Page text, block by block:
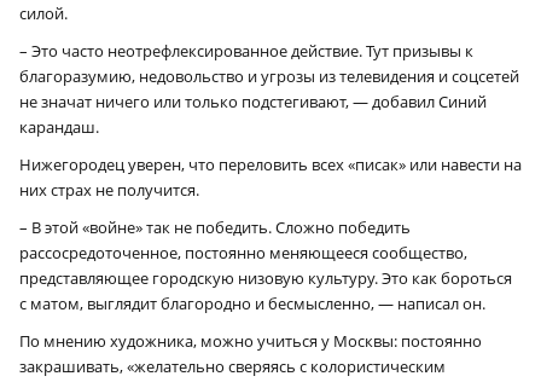
силой.
– Это часто неотрефлексированное действие. Тут призывы к
благоразумию, недовольство и угрозы из телевидения и соцсетей
не значат ничего или только подстегивают, — добавил Синий
карандаш.
Нижегородец уверен, что переловить всех «писак» или навести на
них страх не получится.
– В этой «войне» так не победить. Сложно победить
рассосредоточенное, постоянно меняющееся сообщество,
представляющее городскую низовую культуру. Это как бороться
с матом, выглядит благородно и бесмысленно, — написал он.
По мнению художника, можно учиться у Москвы: постоянно
закрашивать, «желательно сверяясь с колористическим